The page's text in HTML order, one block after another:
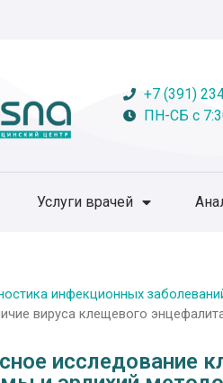
+7 (391)
ПН-СБ с
Услуги врачей
инфекционных
вируса клещевого
исследование